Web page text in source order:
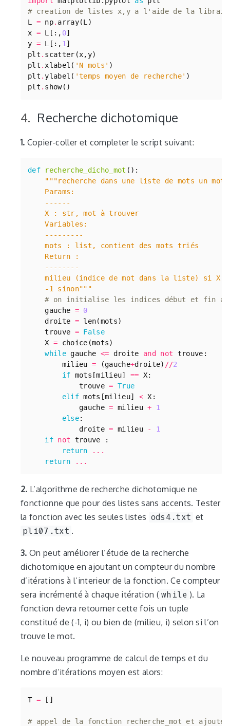
# creation de listes x,y a l'aide de la
L
= np. array(L )
x = L [:, 0]
y = L [:, 1 ]
plt . scatter (x,y)
plt . xlabel ( 'N mots' )
plt .ylabel ( 'temps moyen de recherche' )
plt . show()
Recherche dichotomique
1. Copier-coller et completer le script suivant:
def recherche_dicho_mot ():
    -1 sinon"""
# on initialise les indices début et fin
gauche = 0
droite = len(mots)
trouve = False
X = choice (mots)
while gauche <= droite and not trouve :
milieu = (gauche+droite) //2
if mots [milieu] == X:
trouve = True
elif mots [milieu] < X :
gauche = milieu +
1
else:
droite = milieu -
1
if not trouve
:
return
...
return
...
2. L’algorithme de recherche dichotomique ne
fonctionne que pour des listes sans accents. Tester
la fonction avec les seules listes ods4.txt et
pli07.txt .
3. On peut améliorer l’étude de la recherche
dichotomique en ajoutant un compteur du nombre
d’itérations à l’interieur de la fonction. Ce compteur
sera incrémenté à chaque itération ( while ). La
fonction devra retourner cette fois un tuple
constitué de (-1, i) ou bien de (milieu, i) selon si l’on
trouve le mot.
Le nouveau programme de calcul de temps et du
nombre d’itérations moyen est alors:
T = []
# appel de la fonction recherche_mot et